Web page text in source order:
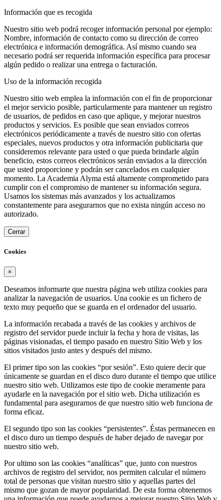
Información que es recogida
Nuestro sitio web podrá recoger información personal por ejemplo:
Nombre, información de contacto como su dirección de correo
electrónica e información demográfica. Así mismo cuando sea
necesario podrá ser requerida información específica para procesar
algún pedido o realizar una entrega o facturación.
Uso de la información recogida
Nuestro sitio web emplea la información con el fin de proporcionar
el mejor servicio posible, particularmente para mantener un registro
de usuarios, de pedidos en caso que aplique, y mejorar nuestros
productos y servicios. Es posible que sean enviados correos
electrónicos periódicamente a través de nuestro sitio con ofertas
especiales, nuevos productos y otra información publicitaria que
consideremos relevante para usted o que pueda brindarle algún
beneficio, estos correos electrónicos serán enviados a la dirección
que usted proporcione y podrán ser cancelados en cualquier
momento. La Academia Alyma está altamente comprometido para
cumplir con el compromiso de mantener su información segura.
Usamos los sistemas más avanzados y los actualizamos
constantemente para asegurarnos que no exista ningún acceso no
autorizado.
Cerrar
Cookies
×
Deseamos informarte que nuestra página web utiliza cookies para
analizar la navegación de usuarios. Una cookie es un fichero de
texto muy pequeño que se guarda en el ordenador del usuario.
La información recabada a través de las cookies y archivos de
registro del servidor puede incluir la fecha y hora de visitas, las
páginas visionadas, el tiempo pasado en nuestro Sitio Web y los
sitios visitados justo antes y después del mismo.
El primer tipo son las cookies “por sesión”. Esto quiere decir que
únicamente se guardan en el disco duro durante el tiempo que utilice
nuestro sitio web. Utilizamos este tipo de cookie meramente para
ayudarle en la navegación por el sitio web. Dicha utilización es
fundamental para asegurarnos de que nuestro sitio web funciona de
forma eficaz.
El segundo tipo son las cookies “persistentes”. Éstas permanecen en
el disco duro un tiempo después de haber dejado de navegar por
nuestro sitio web.
Por ultimo son las cookies “analíticas” que, junto con nuestros
archivos de registro del servidor, nos permiten calcular el número
total de personas que visitan nuestro sitio y aquellas partes del
mismo que gozan de mayor popularidad. De esta forma obtenemos